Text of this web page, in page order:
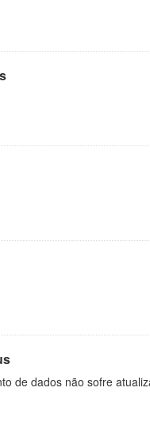
de dados não sofre